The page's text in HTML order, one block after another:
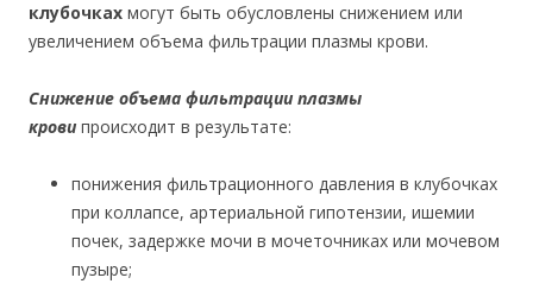
клубочках могут быть обусловлены снижением или
увеличением объема фильтрации плазмы крови.
Снижение объема фильтрации плазмы
крови происходит в результате:
понижения фильтрационного давления в клубочках
при коллапсе, артериальной гипотензии, ишемии
почек, задержке мочи в мочеточниках или мочевом
пузыре;